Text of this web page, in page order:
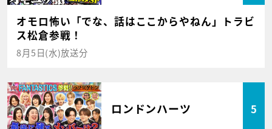
オモロ怖い「でな、話はここからやねん」トラビ
ス松倉参戦！
8月5日(水)放送分
ロンドンハーツ 5